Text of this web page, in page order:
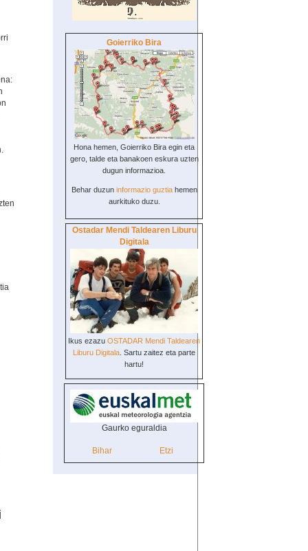
Goierriko Bira
Hona hemen, Goierriko Bira egin eta
gero, talde eta banakoen eskura uzten
dugun informazioa.
Behar duzun informazio guztiahemen
aurkituko duzu.
Ostadar Mendi Taldearen Liburu
Digitala
Ikus ezazu OSTADAR Mendi Taldearen
Liburu Digitala . Sartu zaitez eta parte
hartu!
Gaurko eguraldia
Bihar Etzi